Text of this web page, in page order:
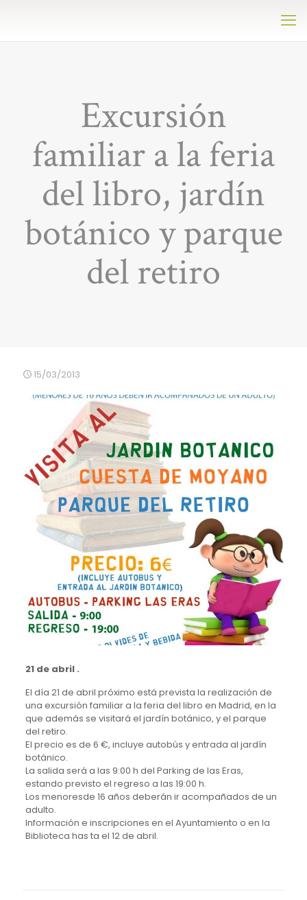
Excursión
familiar a la feria
del libro, jardín
botánico y parque
del retiro
15/03/2013
21 de abril .
El día 21 de abril próximo está prevista la realización de
una excursión familiar a la feria del libro en Madrid, en la
que además se visitará el jardín botánico, y el parque
del retiro.
El precio es de 6 €, incluye autobús y entrada al jardín
botánico.
La salida será a las 9:00 h del Parking de las Eras,
estando previsto el regreso a las 19:00 h.
Los menoresde 16 años deberán ir acompañados de un
adulto.
Información e inscripciones en el Ayuntamiento o en la
Biblioteca has ta el 12 de abril.